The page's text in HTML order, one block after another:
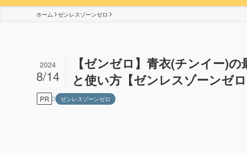
ホーム ゼンレスゾーンゼロ
【ゼンゼロ】青衣(チンイー)
と使い方【ゼンレスゾーンゼロ
2024
8/14
PR ゼンレスゾーンゼロ